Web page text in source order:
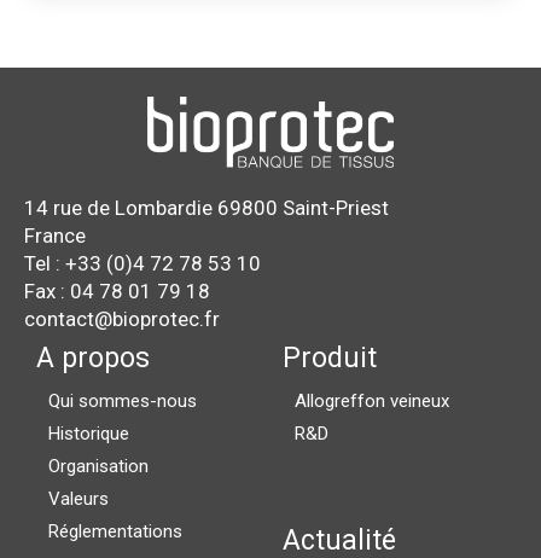
14 rue de Lombardie 69800 Saint-Priest
France
Tel : +33 (0)4 72 78 53 10
Fax : 04 78 01 79 18
contact@bioprotec.fr
A propos
Qui sommes-nous
Historique
Organisation
Valeurs
Réglementations
Produit
Allogreffon veineux
R&D
Actualité